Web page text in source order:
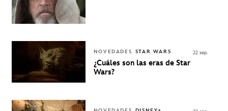
NOVEDADES STAR WARS
¿Cuáles son las eras de Star
Wars?
22 sep.